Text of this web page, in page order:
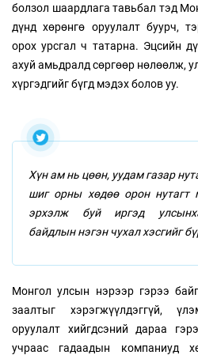
болзол шаардлага тавьбал тэд
дүнд хөрөнгө оруулалт буурч,
орох урсгал ч татарна. Эцсийн
ахуй амьдралд сөргөөр нөлөөлж,
хүргэдгийг бүгд мэдэх болов уу.
Хүн ам нь цөөн, уудам газар
шиг орны хөдөө орон нутагт
эрхэлж буй иргэд
байдлын нэгэн чухал хэсгийг
Монгол улсын нэрээр гэрээ
заалтыг хэрэгжүүлдэггүй,
оруулалт хийгдсэний дараа
учраас гадаадын компаниуд